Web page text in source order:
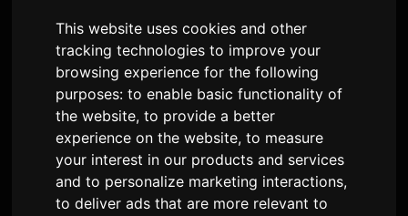
This website uses cookies and other
tracking technologies to improve your
browsing experience for the following
purposes:to enable basic functionality of
the website,to provide a better
experience on the website,to measure
your interest in our products and services
and to personalize marketing interactions,
to deliver ads that are more relevant to
Projekti BEYOND BORDERs
Debuton në Anime Expo,
Përfshin Grimes dhe Odetari